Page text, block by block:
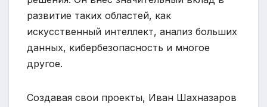
развитие таких областей, как
искусственный интеллект, анализ больших
данных, кибербезопасность и многое
другое.
Создавая свои проекты, Иван Шахназаров